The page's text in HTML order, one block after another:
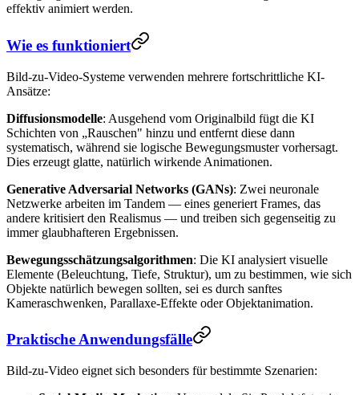
effektiv animiert werden.
Wie es funktioniert
Bild-zu-Video-Systeme verwenden mehrere fortschrittliche KI-
Ansätze:
Diffusionsmodelle: Ausgehend vom Originalbild fügt die KI
Schichten von „Rauschen" hinzu und entfernt diese dann
systematisch, während sie logische Bewegungsmuster vorhersagt.
Dies erzeugt glatte, natürlich wirkende Animationen.
Generative Adversarial Networks (GANs): Zwei neuronale
Netzwerke arbeiten im Tandem — eines generiert Frames, das
andere kritisiert den Realismus — und treiben sich gegenseitig zu
immer glaubhafteren Ergebnissen.
Bewegungsschätzungsalgorithmen: Die KI analysiert visuelle
Elemente (Beleuchtung, Tiefe, Struktur), um zu bestimmen, wie sich
Objekte natürlich bewegen sollten, sei es durch sanftes
Kameraschwenken, Parallaxe-Effekte oder Objektanimation.
Praktische Anwendungsfälle
Bild-zu-Video eignet sich besonders für bestimmte Szenarien: